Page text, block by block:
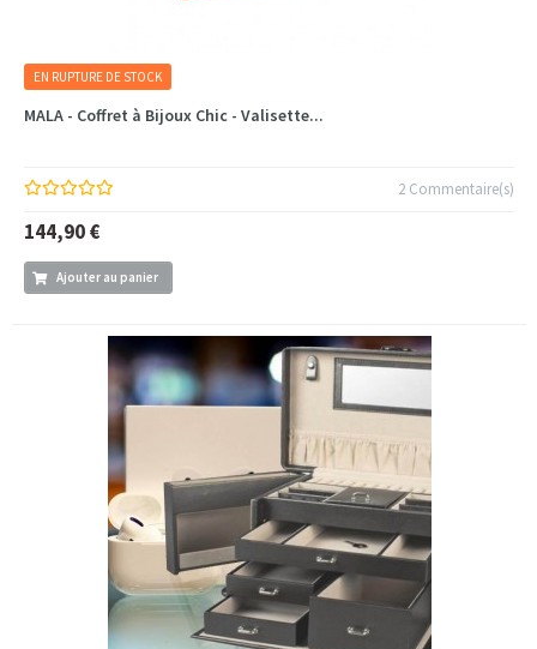
EN RUPTURE DE STOCK
MALA - Coffret à Bijoux Chic - Valisette...
2 Commentaire(s)
144,90 €
Ajouter au panier